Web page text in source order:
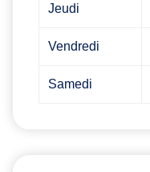
Jeudi
Vendredi
Samedi